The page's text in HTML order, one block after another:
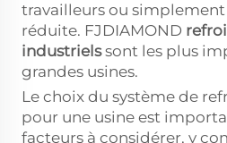
travailleurs ou
réduite. FJDIAMOND
industrielssont les plus
grandes usines.
Le choix du système de
pour une usine est
facteurs à considérer, y